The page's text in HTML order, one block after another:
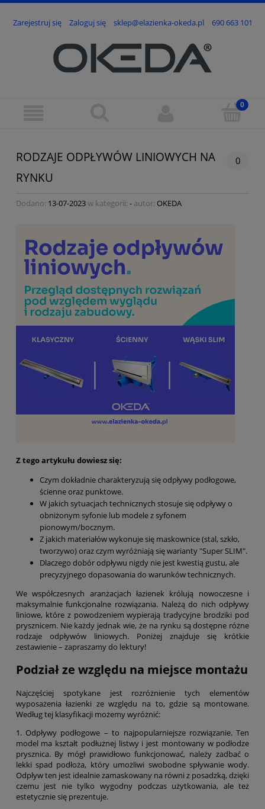
Zarejestruj się Zaloguj się sklep@elazienka-okeda.pl 690 663 101
RODZAJE ODPŁYWÓW LINIOWYCH NA
RYNKU
0
Dodano: 13-07-2023w kategorii: -autor: OKEDA
Z tego artykułu dowiesz się:
Czym dokładnie charakteryzują się odpływy podłogowe,
ścienne oraz punktowe.
W jakich sytuacjach technicznych stosuje się odpływy o
obniżonym syfonie lub modele z syfonem
pionowym/bocznym.
Z jakich materiałów wykonuje się maskownice (stal, szkło,
tworzywo) oraz czym wyróżniają się warianty "Super SLIM".
Dlaczego dobór odpływu nigdy nie jest kwestią gustu, ale
precyzyjnego dopasowania do warunków technicznych.
We współczesnych aranżacjach łazienek królują nowoczesne i
maksymalnie funkcjonalne rozwiązania. Należą do nichodpływy
liniowe, które z powodzeniem wypierają tradycyjne brodziki pod
prysznicem. Nie każdy jednak wie, że na rynku są dostępne różne
rodzaje odpływów liniowych. Poniżej znajduje się krótkie
zestawienie – zapraszamy do lektury!
Podział ze względu na miejsce montażu
Najczęściej spotykane jest rozróżnienie tych elementów
wyposażenia łazienki ze względu na to, gdzie są montowane.
Według tej klasyfikacji możemy wyróżnić:
1.Odpływy podłogowe – to najpopularniejsze rozwiązanie. Ten
model ma kształt podłużnej listwy i jest montowany w podłodze
prysznica. By mógł prawidłowo funkcjonować, należy zadbać o
lekki spad podłoża, który umożliwi swobodne spływanie wody.
Odpływ ten jest idealnie zamaskowany na równi z posadzką, dzięki
czemu jest nie tylko wygodny podczas użytkowania, ale też
estetycznie się prezentuje.